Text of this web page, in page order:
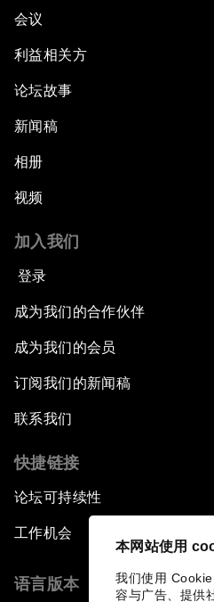
本网站使用
我们使用
容与广告、提供
会议
利益相关方
论坛故事
新闻稿
相册
视频
加入我们
登录
成为我们的合作伙伴
成为我们的会员
订阅我们的新闻稿
联系我们
快捷链接
论坛可持续性
工作机会
语言版本